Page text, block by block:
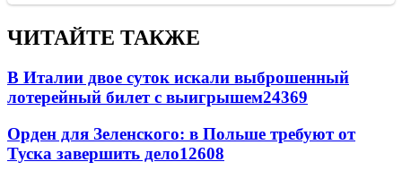
ЧИТАЙТЕ ТАКЖЕ
В Италии двое суток искали выброшенный
лотерейный билет с выигрышем24369
Орден для Зеленского: в Польше требуют от
Туска завершить дело12608